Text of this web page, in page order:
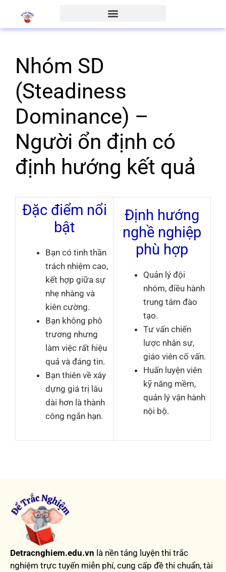
Nhóm SD
(Steadiness
Dominance) –
Người ổn định có
định hướng kết quả
Đặc điểm nổi
bật
Bạn có tinh thần
trách nhiệm cao,
kết hợp giữa sự
nhẹ nhàng và
kiên cường.
Bạn không phô
trương nhưng
làm việc rất hiệu
quả và đáng tin.
Bạn thiên về xây
dựng giá trị lâu
dài hơn là thành
công ngắn hạn.
Định hướng
nghề nghiệp
phù hợp
Quản lý đội
nhóm, điều hành
trung tâm đào
tạo.
Tư vấn chiến
lược nhân sự,
giáo viên cố vấn.
Huấn luyện viên
kỹ năng mềm,
quản lý vận hành
nội bộ.
Detracnghiem.edu.vn là nền tảng luyện thi trắc
nghiệm trực tuyến miễn phí, cung cấp đề thi chuẩn, tài